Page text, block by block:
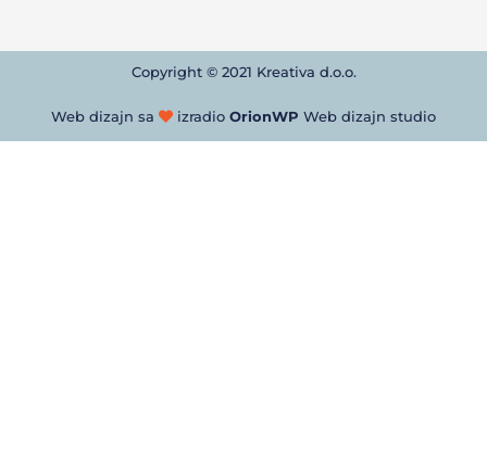
Copyright © 2021 Kreativa d.o.o.
Web dizajn sa izradio OrionWP Web dizajn studio